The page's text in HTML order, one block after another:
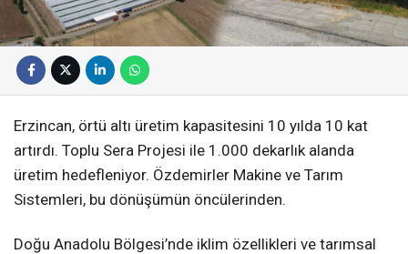
Erzincan, örtü altı üretim kapasitesini 10 yılda 10 kat
artırdı. Toplu Sera Projesi ile 1.000 dekarlık alanda
üretim hedefleniyor. Özdemirler Makine ve Tarım
Sistemleri, bu dönüşümün öncülerinden.
Doğu Anadolu Bölgesi’nde iklim özellikleri ve tarımsal